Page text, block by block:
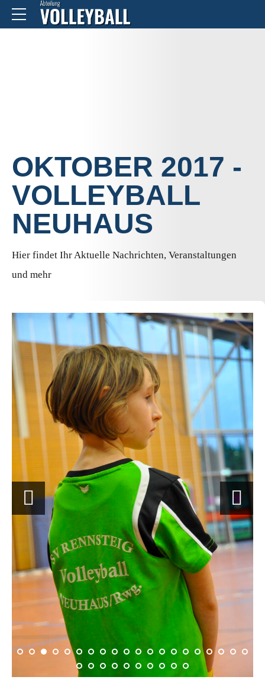
OKTOBER 2017 -
VOLLEYBALL
NEUHAUS
Hier findet Ihr Aktuelle Nachrichten, Veranstaltungen
und mehr